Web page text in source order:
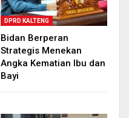
DPRD KALTENG
Bidan Berperan
Strategis Menekan
Angka Kematian Ibu dan
Bayi